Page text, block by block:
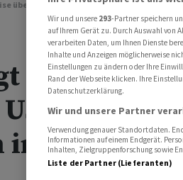
über 67 000 US-Dollar - Rekordhoch in
zeitweise
Dollar -
in Sichtweite
Wir und unsere 293-Partner speichern
auf Ihrem Gerät zu. Durch Auswahl von
verarbeiten Daten, um Ihnen Dienste
Inhalte und Anzeigen möglicherweise
Einstellungen zu ändern oder Ihre
Rand der Webseite klicken. Ihre
Datenschutzerklärung.
Wir und unsere Partner
Verwendung genauer Standortdaten.
Informationen auf einem Endgerät.
Inhalten, Zielgruppenforschung sowie
Liste der Partner (Lieferanten)